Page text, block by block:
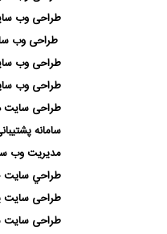
طراحی وب
طراحی وب
طراحی وب
طراحی وب
طراحی سایت
سامانه
مديريت وب
طراحي سايت
طراحی سایت
طراحی سایت